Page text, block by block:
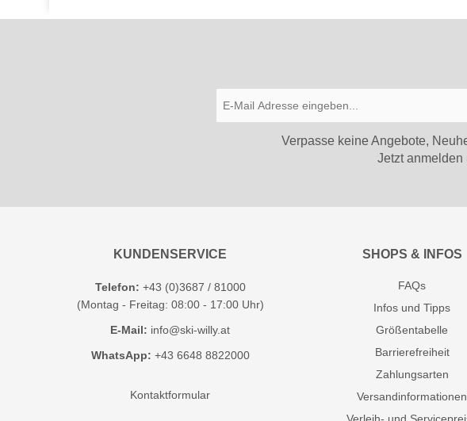
Verpasse keine Angebote,
Jetzt
KUNDENSERVICE
Telefon: +43 (0)3687 / 81000
(Montag - Freitag: 08:00 - 17:00 Uhr)
E-Mail: info@ski-willy.at
WhatsApp: +43 6648 8822000
Kontaktformular
SHOPS & INFOS
FAQs
Infos und Tipps
Größentabelle
Barrierefreiheit
Zahlungsarten
Versandinformationen